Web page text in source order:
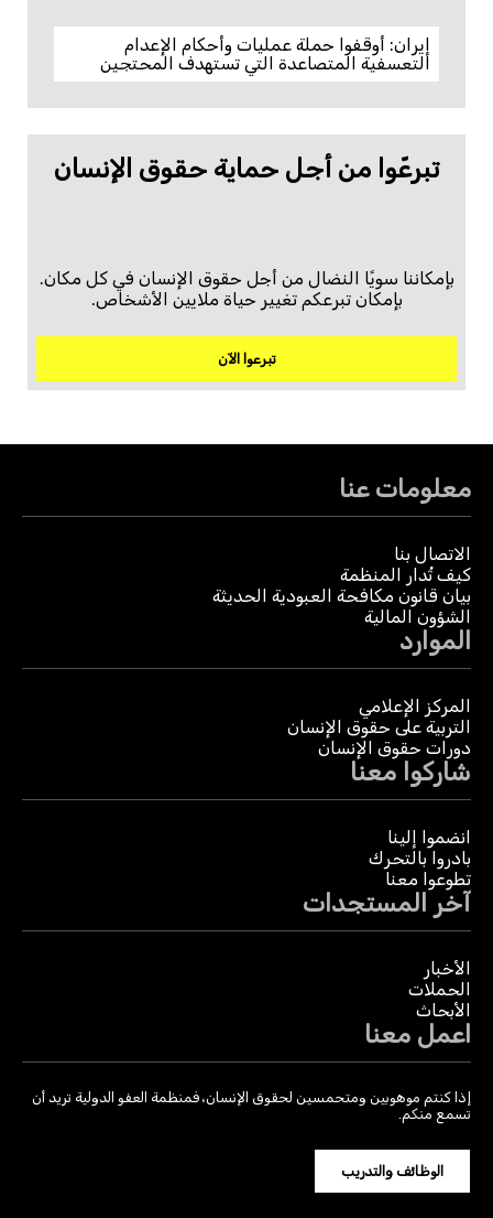
إيران: أوقفوا حملة عمليات وأحكام الإعدام
التعسفية المتصاعدة التي تستهدف المحتجين
تبرعّوا من أجل حماية حقوق الإنسان
بإمكاننا سويًا النضال من أجل حقوق الإنسان في كل مكان.
بإمكان تبرعكم تغيير حياة ملايين الأشخاص.
تبرعوا الآن
معلومات عنا
الاتصال بنا
كيف تُدار المنظمة
بيان قانون مكافحة العبودية الحديثة
الشؤون المالية
الموارد
المركز الإعلامي
التربية على حقوق الإنسان
دورات حقوق الإنسان
شاركوا معنا
انضموا إلينا
بادروا بالتحرك
تطوعوا معنا
آخر المستجدات
الأخبار
الحملات
الأبحاث
اعمل معنا
إذا كنتم موهوبين ومتحمسين لحقوق الإنسان، فمنظمة العفو الدولية تريد أن
تسمع منكم.
الوظائف والتدريب